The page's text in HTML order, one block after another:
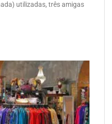
utilizadas, três amigas